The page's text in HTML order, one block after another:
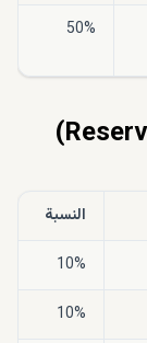
50%
النسبة
10%
10%